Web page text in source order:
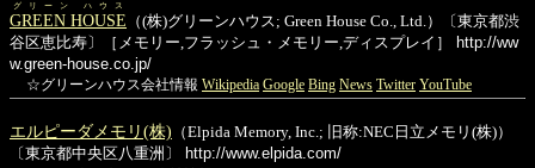
GREEN HOUSE
グリーン ハウス
（(株)グリーンハウス; Green House Co., Ltd.）〔東京都渋
谷区恵比寿〕［メモリー,フラッシュ・メモリー,ディスプレイ］
http://ww
w.green-house.co.jp/
☆グリーンハウス会社情報 Wikipedia Google Bing News Twitter YouTube
エルピーダメモリ(株) （Elpida Memory, Inc.; 旧称:NEC日立メモリ(株)）
〔東京都中央区八重洲〕
http://www.elpida.com/